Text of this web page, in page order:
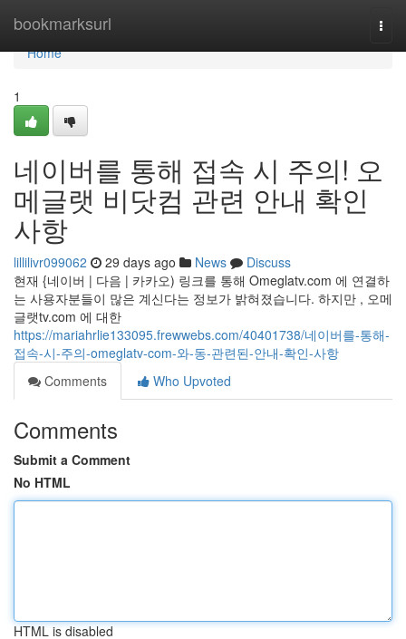
bookmarksurl
Home
Home
1
네이버를 통해 접속 시 주의! 오
메글랫 비닷컴 관련 안내 확인
사항
lillilivr099062 29 days ago News
Discuss
현재 {네이버 | 다음 | 카카오) 링크를 통해 Omeglatv.com 에 연결하
는 사용자분들이 많은 계신다는 정보가 밝혀졌습니다. 하지만 , 오메
글랫tv.com 에 대한
https://mariahrlie133095.frewwebs.com/40401738/네이버를-통해-
접속-시-주의-omeglatv-com-와-동-관련된-안내-확인-사항
Comments
Who Upvoted
Comments
Submit a Comment
No HTML
HTML is disabled